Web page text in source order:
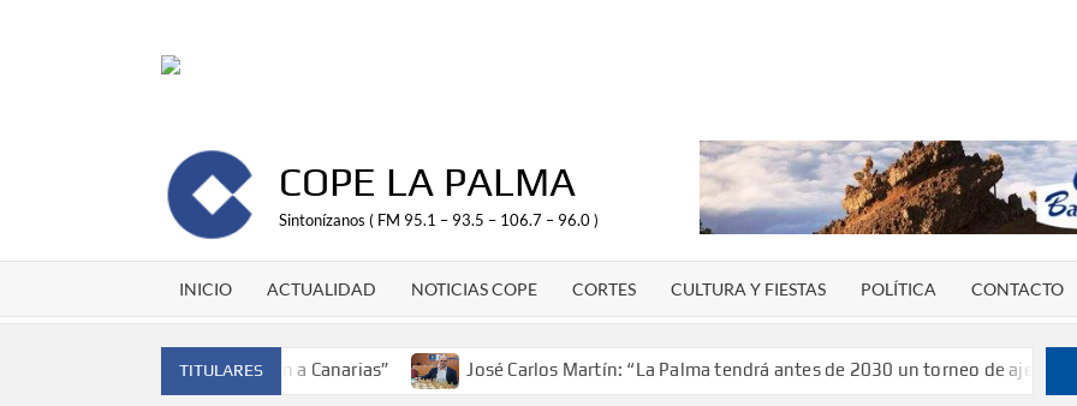
COPE LA PALMA
Sintonízanos ( FM 95.1 – 93.5 – 106.7 – 96.0 )
INICIO ACTUALIDAD NOTICIAS COPE CORTES CULTURA Y FIESTAS POLÍTICA CONTACTO
TITULARES
España y traer el cinturón a Canarias” José Carlos Martín: “La Palma tendrá antes de 2030 un torneo de ajedrez con